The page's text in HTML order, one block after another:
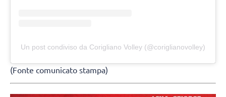
Un post condiviso da Corigliano Volley (@coriglianovolley)
(Fonte comunicato stampa)